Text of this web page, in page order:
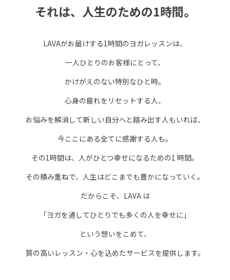
それは、人生のための1時間。
LAVAがお届けする1時間のヨガレッスンは、
一人ひとりのお客様にとって、
かけがえのない特別なひと時。
心身の疲れをリセットする人、
お悩みを解消して新しい自分へと踏み出す人もいれば、
今ここにある全てに感謝する人も。
その1時間は、人がひとつ幸せになるための1 時間。
その積み重ねで、人生はどこまでも豊かになっていく。
だからこそ、LAVA は
「ヨガを通してひとりでも多くの人を幸せに」
という想いをこめて、
質の高いレッスン・心を込めたサービスを提供します。